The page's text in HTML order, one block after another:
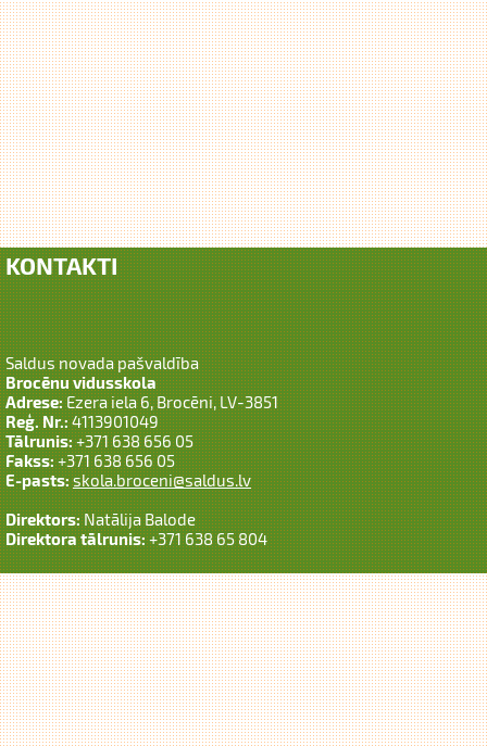
KONTAKTI
Saldus novada pašvaldība
Brocēnu vidusskola
Adrese:Ezera iela 6, Brocēni, LV-3851
Reģ. Nr.:4113901049
Tālrunis:+371 638 656 05
Fakss:+371 638 656 05
E-pasts:skola.broceni@saldus.lv
Direktors:Natālija Balode
Direktora tālrunis:+371 638 65 804